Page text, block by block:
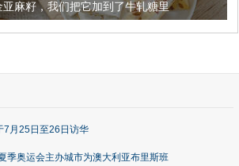
们把它加到了牛轧糖里 被列入佛
7月25日至26日访华
季奥运会主办城市为澳大利亚布里斯班